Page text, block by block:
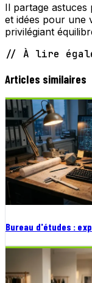
Il partage astuces
et idées pour une
privilégiant
// À lire
Articles similaires
Bureau d'études :